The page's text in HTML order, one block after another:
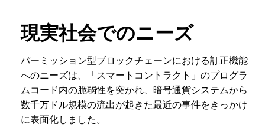
現実社会でのニーズ
パーミッション型ブロックチェーンにおける訂正機能
へのニーズは、「スマートコントラクト」のプログラ
ムコード内の脆弱性を突かれ、暗号通貨システムから
数千万ドル規模の流出が起きた最近の事件をきっかけ
に表面化しました。